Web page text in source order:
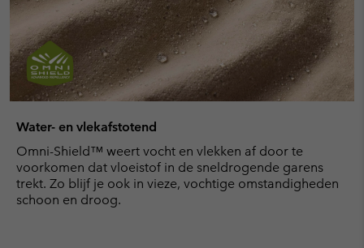
Water- en vlekafstotend
Omni-Shield™ weert vocht en vlekken af door te
voorkomen dat vloeistof in de sneldrogende garens
trekt. Zo blijf je ook in vieze, vochtige omstandigheden
schoon en droog.